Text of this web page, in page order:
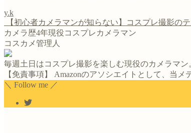
y.k
【初心者カメラマンが知らない】コスプレ撮影の
カメラ歴4年現役コスプレカメラマン
コスカメ管理人
毎週土日はコスプレ撮影を楽しむ現役のカメラマ
【免責事項】 Amazonのアソシエイトとして、当
＼ Follow me ／